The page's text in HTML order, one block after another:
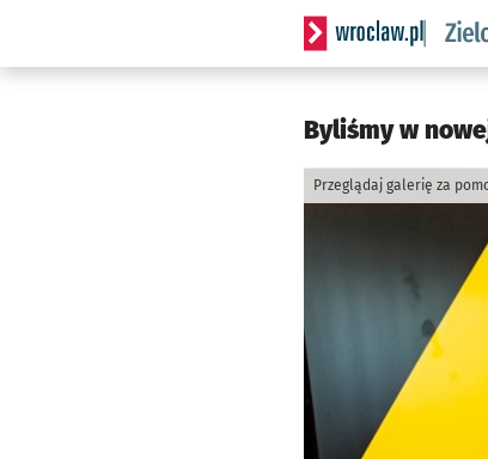
Serwis informacyjny
Byliśmy w
Przeglądaj galerię za